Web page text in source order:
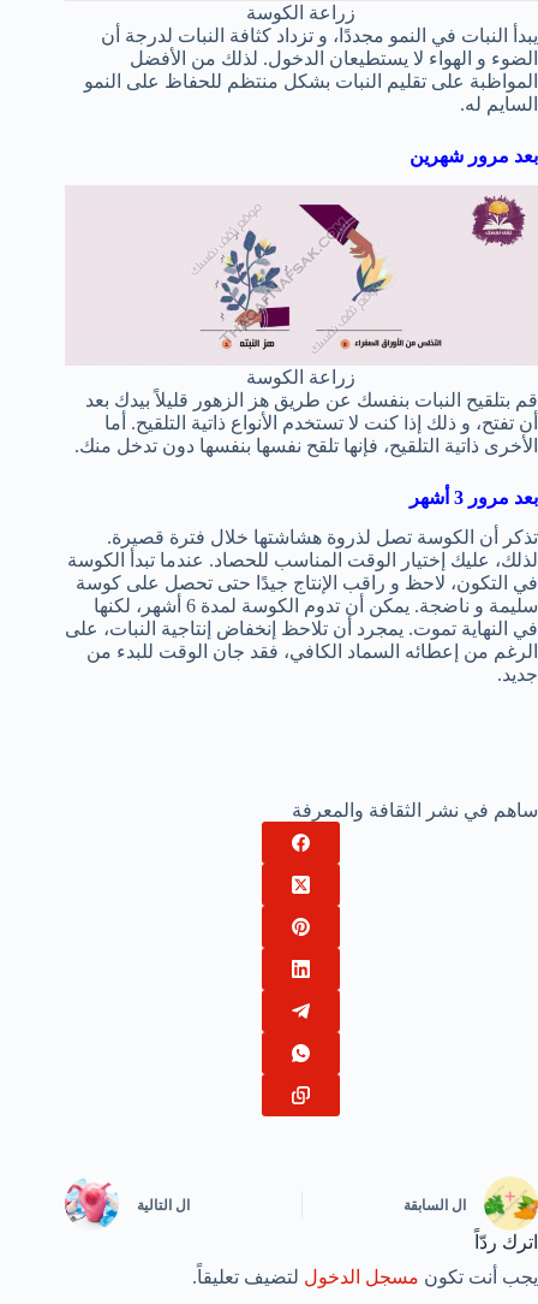
زراعة الكوسة
يبدأ النبات في النمو مجددًا، و تزداد كثافة النبات لدرجة أن
الضوء و الهواء لا يستطيعان الدخول. لذلك من الأفضل
المواظبة على تقليم النبات بشكل منتظم للحفاظ على النمو
السايم له.
بعد مرور شهرين
زراعة الكوسة
قم بتلقيح النبات بنفسك عن طريق هز الزهور قليلاً بيدك بعد
أن تفتح، و ذلك إذا كنت لا تستخدم الأنواع ذاتية التلقيح. أما
الأخرى ذاتية التلقيح، فإنها تلقح نفسها بنفسها دون تدخل منك.
بعد مرور 3 أشهر
تذكر أن الكوسة تصل لذروة هشاشتها خلال فترة قصيرة.
لذلك، عليك إختيار الوقت المناسب للحصاد. عندما تبدأ الكوسة
في التكون، لاحظ و راقب الإنتاج جيدًا حتى تحصل على كوسة
سليمة و ناضجة. يمكن أن تدوم الكوسة لمدة 6 أشهر، لكنها
في النهاية تموت. يمجرد أن تلاحظ إنخفاض إنتاجية النبات، على
الرغم من إعطائه السماد الكافي، فقد جان الوقت للبدء من
جديد.
ساهم في نشر الثقافة والمعرفة
ال السابقة ال التالية
اترك ردّاً
يجب أنت تكون مسجل الدخول لتضيف تعليقاً.